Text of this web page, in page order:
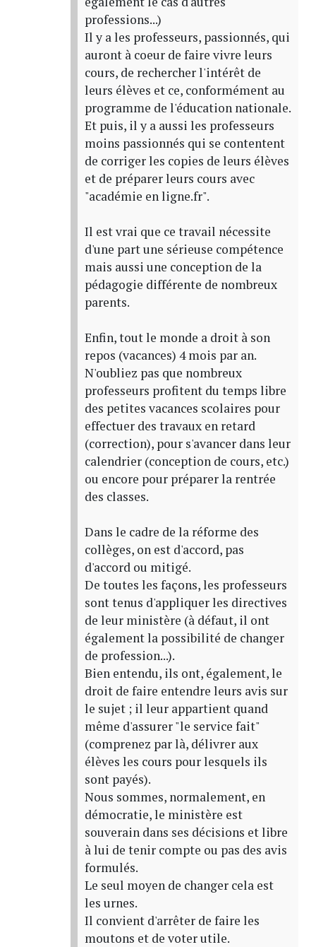
professions...)
Il y a les professeurs, passionnés, qui
auront à coeur de faire vivre leurs
cours, de rechercher l'intérêt de
leurs élèves et ce, conformément au
programme de l'éducation nationale.
Et puis, il y a aussi les professeurs
moins passionnés qui se contentent
de corriger les copies de leurs élèves
et de préparer leurs cours avec
"académie en ligne.fr".
Il est vrai que ce travail nécessite
d'une part une sérieuse compétence
mais aussi une conception de la
pédagogie différente de nombreux
parents.
Enfin, tout le monde a droit à son
repos (vacances) 4 mois par an.
N'oubliez pas que nombreux
professeurs profitent du temps libre
des petites vacances scolaires pour
effectuer des travaux en retard
(correction), pour s'avancer dans leur
calendrier (conception de cours, etc.)
ou encore pour préparer la rentrée
des classes.
Dans le cadre de la réforme des
collèges, on est d'accord, pas
d'accord ou mitigé.
De toutes les façons, les professeurs
sont tenus d'appliquer les directives
de leur ministère (à défaut, il ont
également la possibilité de changer
de profession...).
Bien entendu, ils ont, également, le
droit de faire entendre leurs avis sur
le sujet ; il leur appartient quand
même d'assurer "le service fait"
(comprenez par là, délivrer aux
élèves les cours pour lesquels ils
sont payés).
Nous sommes, normalement, en
démocratie, le ministère est
souverain dans ses décisions et libre
à lui de tenir compte ou pas des avis
formulés.
Le seul moyen de changer cela est
les urnes.
Il convient d'arrêter de faire les
moutons et de voter utile.